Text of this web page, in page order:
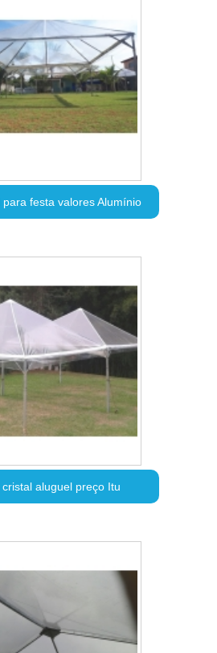
festa valores Alumínio
aluguel preço Itu